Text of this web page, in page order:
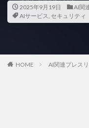
2025年9月19日
AI関
AIサービス, セキュリティ
HOME AI関連プレス